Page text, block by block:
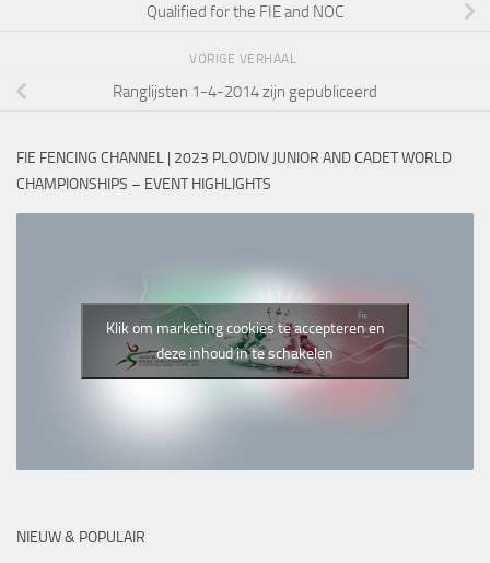
Qualified for the FIE and NOC
VORIGE VERHAAL
Ranglijsten 1-4-2014 zijn gepubliceerd
FIE FENCING CHANNEL | 2023 PLOVDIV JUNIOR AND CADET WORLD
CHAMPIONSHIPS – EVENT HIGHLIGHTS
Klik om marketing cookies te accepteren en
deze inhoud in te schakelen
NIEUW & POPULAIR